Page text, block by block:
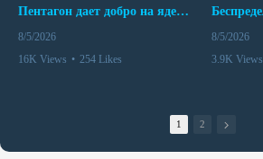
Пентагон дает добро на ядерный удар по противникам США
8/5/2026
16K Views • 254 Likes
8/5/2026
3.9K Views
1 2